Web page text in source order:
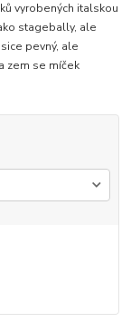
vyrobených italskou
stagebally, ale
pevný, ale
zem se míček